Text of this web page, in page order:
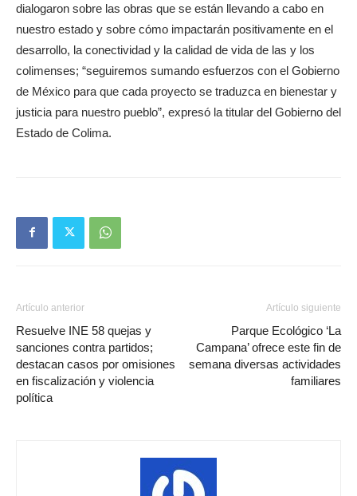
dialogaron sobre las obras que se están llevando a cabo en
nuestro estado y sobre cómo impactarán positivamente en el
desarrollo, la conectividad y la calidad de vida de las y los
colimenses; “seguiremos sumando esfuerzos con el Gobierno
de México para que cada proyecto se traduzca en bienestar y
justicia para nuestro pueblo”, expresó la titular del Gobierno del
Estado de Colima.
Artículo anterior
Resuelve INE 58 quejas y
sanciones contra partidos;
destacan casos por omisiones
en fiscalización y violencia
política
Artículo siguiente
Parque Ecológico ‘La
Campana’ ofrece este fin de
semana diversas actividades
familiares